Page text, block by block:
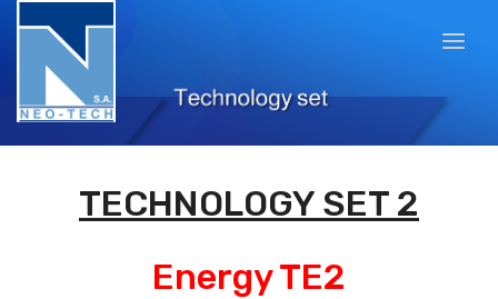
TECHNOLOGY SET 2
Energy TE2